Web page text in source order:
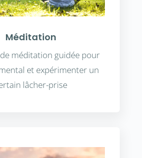
Méditation
méditation guidée pour
et expérimenter un
lâcher-prise